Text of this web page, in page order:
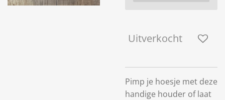
Uitverkocht
Pimp je hoesje met deze
handige houder of laat